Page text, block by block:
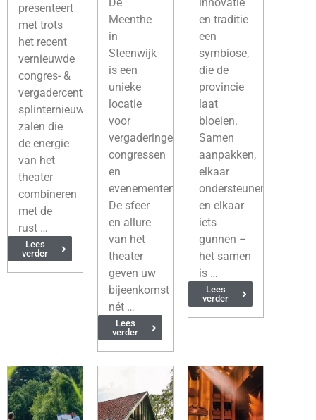
presenteert
met trots
het recent
vernieuwde
congres- &
vergadercentrum:
splinternieuwe
zalen die
de energie
van het
theater
combineren
met de
rust …
Lees
verder
Meenthe
in
Steenwijk
is een
unieke
locatie
voor
vergaderingen,
congressen
en
evenementen.
De sfeer
en allure
van het
theater
geven uw
bijeenkomst
nét …
Lees
verder
en traditie
een
symbiose,
die de
provincie
laat
bloeien.
Samen
aanpakken,
elkaar
ondersteunen
en elkaar
iets
gunnen –
het samen
is …
Lees
verder